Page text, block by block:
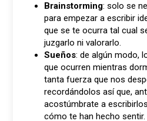
Brainstorming: solo se
para empezar a escribir
que se te ocurra tal cual
juzgarlo ni valorarlo.
Sueños: de algún modo,
que ocurren mientras
tanta fuerza que nos
recordándolos así que,
acostúmbrate a
cómo te han hecho